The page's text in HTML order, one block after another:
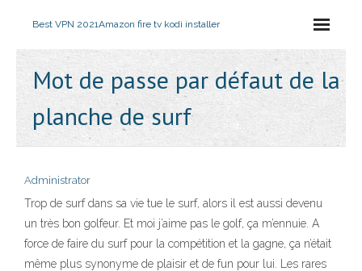
Best VPN 2021Amazon fire tv kodi installer
Mot de passe par défaut de la
planche de surf
Administrator
Trop de surf dans sa vie tue le surf, alors il est aussi devenu
un très bon golfeur. Et moi j’aime pas le golf, ça m’ennuie. A
force de faire du surf pour la compétition et la gagne, ça n’était
même plus synonyme de plaisir et de fun pour lui. Les rares